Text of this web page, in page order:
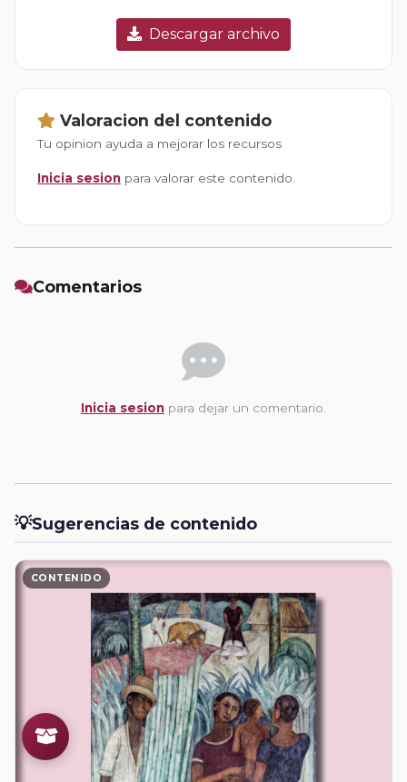
Descargar archivo
Valoracion del contenido
Tu opinion ayuda a mejorar los recursos
Inicia sesion para valorar este contenido.
Comentarios
Inicia sesion para dejar un comentario.
💡Sugerencias de contenido
CONTENIDO